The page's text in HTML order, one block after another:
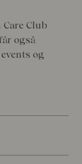
Club
også
og